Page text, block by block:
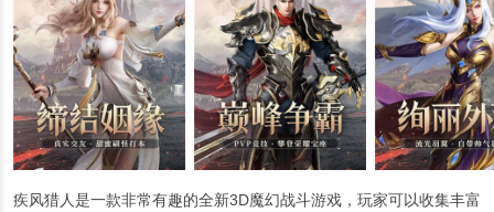
疾风猎人是一款非常有趣的全新3D魔幻战斗游戏，玩家可以收集丰富